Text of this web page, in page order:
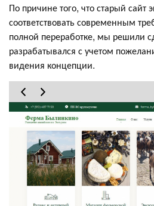
По причине того, что старый сайт
соответствовать современным
полной переработке, мы решили
разрабатывался с учетом
видения концепции.